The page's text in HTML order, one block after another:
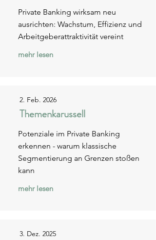
Private Banking wirksam neu
ausrichten: Wachstum, Effizienz und
Arbeitgeberattraktivität vereint
mehr lesen
2. Feb. 2026
Themenkarussell
Potenziale im Private Banking
erkennen - warum klassische
Segmentierung an Grenzen stoßen
kann
mehr lesen
3. Dez. 2025